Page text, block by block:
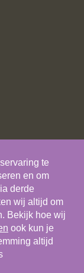
te
en om
derde
wij altijd om
Bekijk hoe wij
ook kun je
altijd